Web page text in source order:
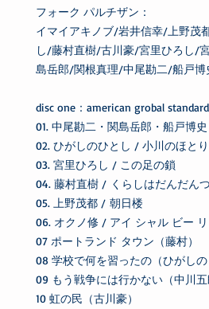
フォーク パルチザン：
イマイアキノブ/岩井信幸/上野茂
し/藤村直樹/古川豪/宮里ひろし/
島岳郎/関根真理/中尾勘二/船戸
disc one：american grobal
01. 中尾勘二・関島岳郎・船戸博
02. ひがしのひとし / 小川のほとり
03. 宮里ひろし / この足の鎖
04. 藤村直樹 / くらしはだんだん
05. 上野茂都 / 朝日楼
06. オクノ修 / アイ シャル ビー リ
07 ポートランド タウン（藤村）
08 学校で何を習ったの（ひがしの
09 もう戦争には行かない（中川五
10 虹の民（古川豪）